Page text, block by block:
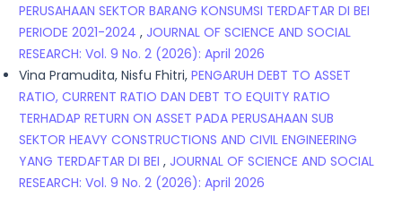
PERUSAHAAN SEKTOR BARANG KONSUMSI TERDAFTAR DI BEI
PERIODE 2021-2024 , JOURNAL OF SCIENCE AND SOCIAL
RESEARCH: Vol. 9 No. 2 (2026): April 2026
Vina Pramudita, Nisfu Fhitri, PENGARUH DEBT TO ASSET
RATIO, CURRENT RATIO DAN DEBT TO EQUITY RATIO
TERHADAP RETURN ON ASSET PADA PERUSAHAAN SUB
SEKTOR HEAVY CONSTRUCTIONS AND CIVIL ENGINEERING
YANG TERDAFTAR DI BEI , JOURNAL OF SCIENCE AND SOCIAL
RESEARCH: Vol. 9 No. 2 (2026): April 2026